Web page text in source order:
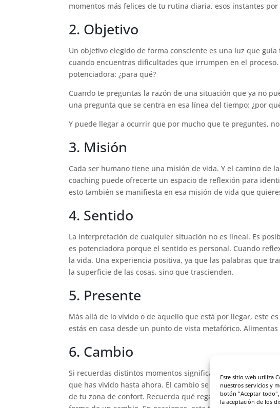
Este sitio web utiliza
nuestros servicios y
botón "Aceptar todo",
la aceptación de los
momentos más felices de tu rutina diaria, esos instantes
2. Objetivo
Un objetivo elegido de forma consciente es una luz que
cuando encuentras dificultades que irrumpen en el
potenciadora: ¿para qué?
Cuando te preguntas la razón de una situación que ya no
una pregunta que se centra en esa línea del tiempo: ¿por
Y puede llegar a ocurrir que por mucho que te preguntes,
3. Misión
Cada ser humano tiene una misión de vida. Y el camino de
coaching puede ofrecerte un espacio de reflexión para
esto también se manifiesta en esa misión de vida que
4. Sentido
La interpretación de cualquier situación no es lineal. Es
es potenciadora porque el sentido es personal. Cuando
la vida. Una experiencia positiva, ya que las palabras que
la superficie de las cosas, sino que trascienden.
5. Presente
Más allá de lo vivido o de aquello que está por llegar, este
estás en casa desde un punto de vista metafórico.
6. Cambio
Si recuerdas distintos momentos significativos de tu
que has vivido hasta ahora. El cambio se convierte en una
de tu zona de confort. Recuerda qué regalos vitales has